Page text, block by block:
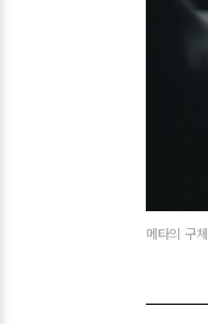
메타의 구